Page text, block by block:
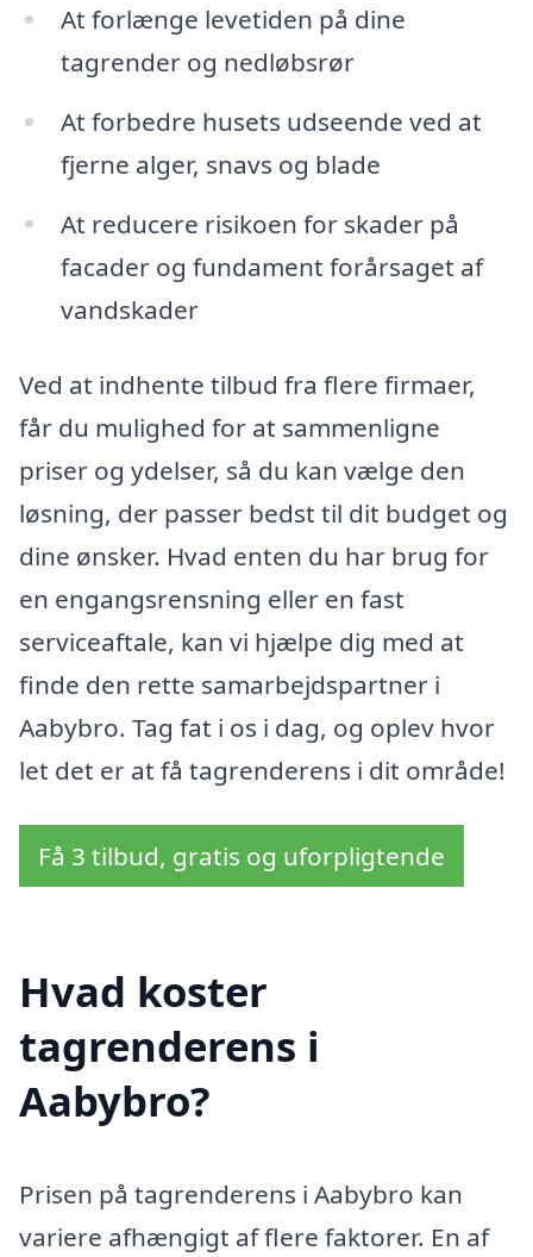
At forlænge levetiden på dine
tagrender og nedløbsrør
At forbedre husets udseende ved at
fjerne alger, snavs og blade
At reducere risikoen for skader på
facader og fundament forårsaget af
vandskader
Ved at indhente tilbud fra flere firmaer,
får du mulighed for at sammenligne
priser og ydelser, så du kan vælge den
løsning, der passer bedst til dit budget og
dine ønsker. Hvad enten du har brug for
en engangsrensning eller en fast
serviceaftale, kan vi hjælpe dig med at
finde den rette samarbejdspartner i
Aabybro. Tag fat i os i dag, og oplev hvor
let det er at få tagrenderens i dit område!
Få 3 tilbud, gratis og uforpligtende
Hvad koster
tagrenderens i
Aabybro?
Prisen på tagrenderens i Aabybro kan
variere afhængigt af flere faktorer. En af